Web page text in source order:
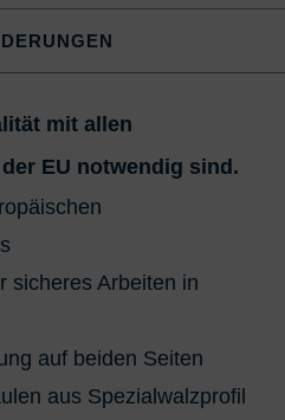
mit allen
EU notwendig sind.
sicheres Arbeiten in
auf beiden Seiten
aus Spezialwalzprofil